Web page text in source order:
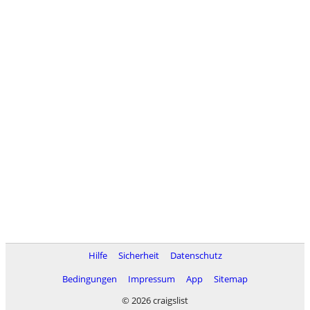
Hilfe Sicherheit
Datenschutz
Bedingungen
Impressum App
Sitemap
© 2026 craigslist